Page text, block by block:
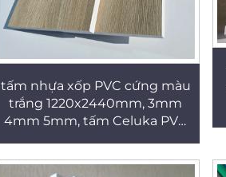
tấm nhựa xốp PVC cứng màu
trắng 1220x2440mm, 3mm
4mm 5mm, tấm Celuka PVC